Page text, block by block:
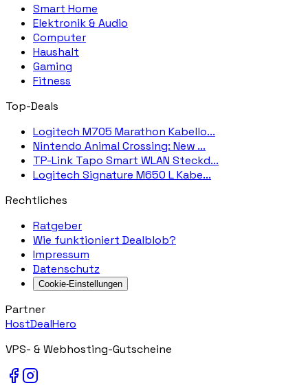
Smart Home
Elektronik & Audio
Computer
Haushalt
Gaming
Fitness
Top-Deals
Logitech M705 Marathon Kabello...
Nintendo Animal Crossing: New ...
TP-Link Tapo Smart WLAN Steckd...
Logitech Signature M650 L Kabe...
Rechtliches
Ratgeber
Wie funktioniert Dealblob?
Impressum
Datenschutz
Cookie-Einstellungen
Partner
HostDealHero
VPS- & Webhosting-Gutscheine